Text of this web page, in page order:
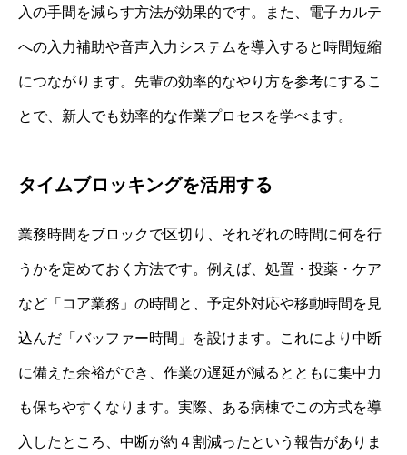
入の手間を減らす方法が効果的です。また、電子カルテ
への入力補助や音声入力システムを導入すると時間短縮
につながります。先輩の効率的なやり方を参考にするこ
とで、新人でも効率的な作業プロセスを学べます。
タイムブロッキングを活用する
業務時間をブロックで区切り、それぞれの時間に何を行
うかを定めておく方法です。例えば、処置・投薬・ケア
など「コア業務」の時間と、予定外対応や移動時間を見
込んだ「バッファー時間」を設けます。これにより中断
に備えた余裕ができ、作業の遅延が減るとともに集中力
も保ちやすくなります。実際、ある病棟でこの方式を導
入したところ、中断が約４割減ったという報告がありま